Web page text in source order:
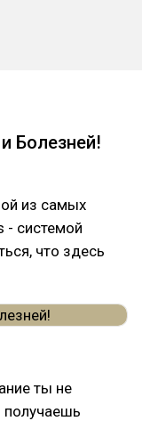
Болезней!
из самых
- системой
что здесь
ты не